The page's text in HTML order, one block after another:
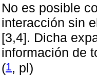
No es posible
interacción sin
[3,4]. Dicha
información de
(1 , pl)